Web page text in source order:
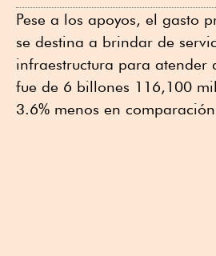
Pese a los apoyos, el gasto
se destina a brindar de
infraestructura para atender
fue de 6 billones 116,100
3.6% menos en